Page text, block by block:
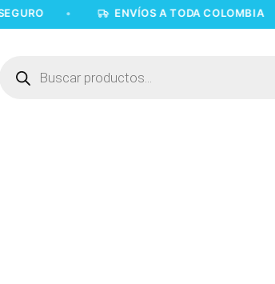
• ENVÍOS A TODA COLOMBIA •